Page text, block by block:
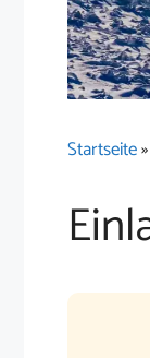
Startseite»